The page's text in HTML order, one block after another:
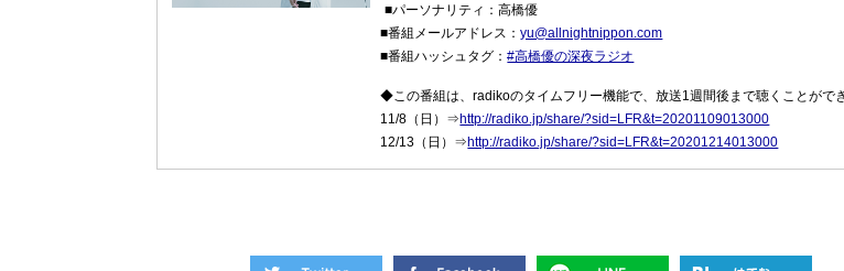
■パーソナリティ：高橋優
■番組メールアドレス：yu@allnightnippon.com
■番組ハッシュタグ：#高橋優の深夜ラジオ
◆この番組は、radikoのタイムフリー機能で、放送1週間後まで聴くことができ
11/8（日）⇒http://radiko.jp/share/?sid=LFR&t=20201109013000
12/13（日）⇒http://radiko.jp/share/?sid=LFR&t=20201214013000